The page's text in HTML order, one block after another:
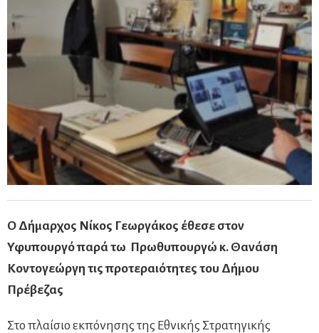
Ο Δήμαρχος Νίκος Γεωργάκος έθεσε στον
Υφυπουργό παρά τω Πρωθυπουργώ κ. Θανάση
Κοντογεώργη τις προτεραιότητες του Δήμου
Πρέβεζας
Στο πλαίσιο εκπόνησης της Εθνικής Στρατηγικής